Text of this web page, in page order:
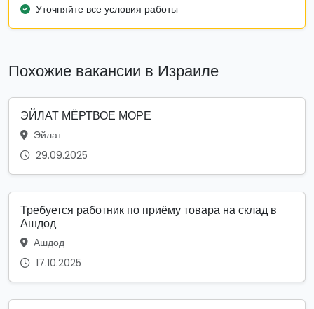
Уточняйте все условия работы
Похожие вакансии в Израиле
ЭЙЛАТ МЁРТВОЕ МОРЕ
Эйлат
29.09.2025
Требуется работник по приёму товара на склад в
Ашдод
Ашдод
17.10.2025